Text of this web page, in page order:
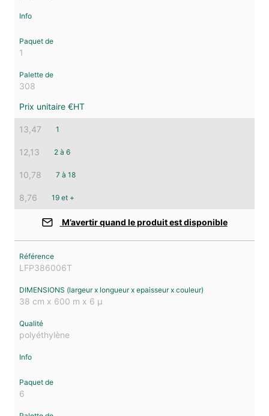
1
308
13,47 1
12,13 2 à 6
10,78 7 à 18
8,76 19 et +
M’avertir quand le produit est disponible
LFP386006T
38 cm x 600 m x 6 µ
polyéthylène
6